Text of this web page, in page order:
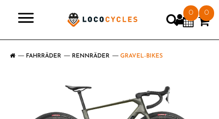
0 0
FAHRRÄDER RENNRÄDER GRAVEL-BIKES